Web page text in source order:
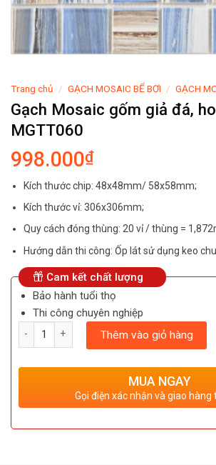
Trang chủ / GẠCH MOSAIC BỂ BƠI / GẠCH
Gạch Mosaic gốm giả đá,
MGTT060
998.000₫
Kích thước chip: 48x48mm/ 58x58mm;
Kích thước vỉ: 306x306mm;
Quy cách đóng thùng: 20 vỉ / thùng =
Hướng dẫn thi công: Ốp lát sử dụng keo
Cam kết chất lượng
Bảo hành tuổi thọ
Thi công chuyên nghiệp
Số lượng
Thêm vào giỏ hàng
MUA NGAY
Gọi điện xác nhận và giao hàng